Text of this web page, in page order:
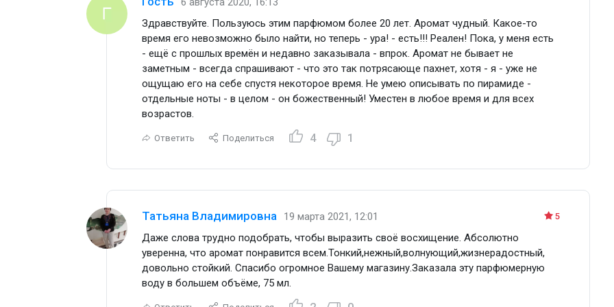
Здравствуйте. Пользуюсь этим парфюмом более 20 лет. Аромат чудный. Какое-то
время его невозможно было найти, но теперь - ура! - есть!!! Реален! Пока, у меня есть
- ещё с прошлых времён и недавно заказывала - впрок. Аромат не бывает не
заметным - всегда спрашивают - что это так потрясающе пахнет, хотя - я - уже не
ощущаю его на себе спустя некоторое время. Не умею описывать по пирамиде -
отдельные ноты - в целом - он божественный! Уместен в любое время и для всех
возрастов.
Ответить Поделиться 4 1
5
Татьяна Владимировна
19 марта 2021, 12:01
Даже слова трудно подобрать, чтобы выразить своё восхищение. Абсолютно
уверенна, что аромат понравится всем.Тонкий,нежный,волнующий,жизнерадостный,
довольно стойкий. Спасибо огромное Вашему магазину.Заказала эту парфюмерную
воду в большем объёме, 75 мл.